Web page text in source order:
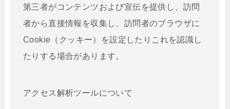
第三者がコンテンツおよび宣伝を提供し、訪問
者から直接情報を収集し、訪問者のブラウザに
Cookie（クッキー）を設定したりこれを認識し
たりする場合があります。
アクセス解析ツールについて